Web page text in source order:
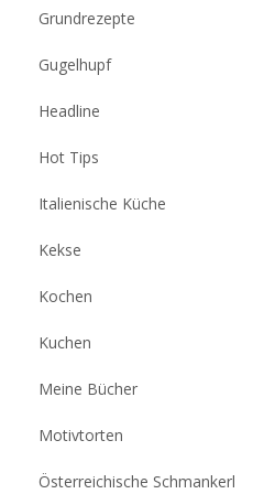
Grundrezepte
Gugelhupf
Headline
Hot Tips
Italienische Küche
Kekse
Kochen
Kuchen
Meine Bücher
Motivtorten
Österreichische Schmankerl